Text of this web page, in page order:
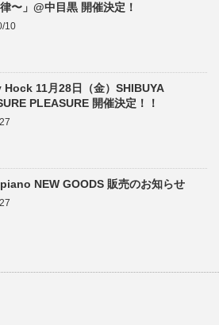
〜」@中目黒 開催決定！
10
11月28日（金）SHIBUYA
PLEASURE 開催決定！！
NEW GOODS 販売のお知らせ